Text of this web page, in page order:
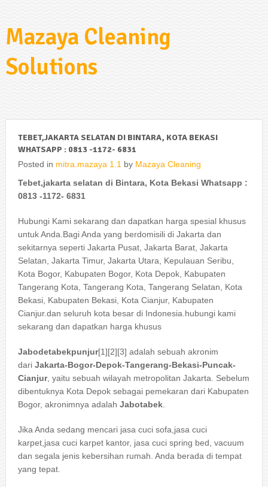
Mazaya Cleaning
Solutions
TEBET,JAKARTA SELATAN DI BINTARA, KOTA BEKASI
WHATSAPP : 0813 -1172- 6831
Posted in mitra.mazaya 1.1 by Mazaya Cleaning
Tebet,jakarta selatan di Bintara, Kota Bekasi Whatsapp :
0813 -1172- 6831
Hubungi Kami sekarang dan dapatkan harga spesial khusus
untuk Anda.Bagi Anda yang berdomisili di Jakarta dan
sekitarnya seperti Jakarta Pusat, Jakarta Barat, Jakarta
Selatan, Jakarta Timur, Jakarta Utara, Kepulauan Seribu,
Kota Bogor, Kabupaten Bogor, Kota Depok, Kabupaten
Tangerang Kota, Tangerang Kota, Tangerang Selatan, Kota
Bekasi, Kabupaten Bekasi, Kota Cianjur, Kabupaten
Cianjur.dan seluruh kota besar di Indonesia.hubungi kami
sekarang dan dapatkan harga khusus
Jabodetabekpunjur[1][2][3] adalah sebuah akronim
dari Jakarta-Bogor-Depok-Tangerang-Bekasi-Puncak-
Cianjur, yaitu sebuah wilayah metropolitan Jakarta. Sebelum
dibentuknya Kota Depok sebagai pemekaran dari Kabupaten
Bogor, akronimnya adalah Jabotabek.
Jika Anda sedang mencari jasa cuci sofa,jasa cuci
karpet,jasa cuci karpet kantor, jasa cuci spring bed, vacuum
dan segala jenis kebersihan rumah. Anda berada di tempat
yang tepat.